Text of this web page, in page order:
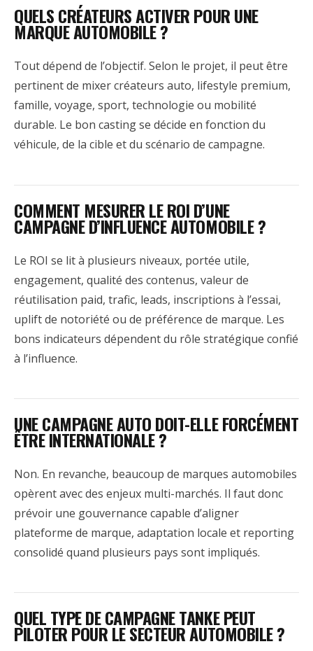
QUELS CRÉATEURS ACTIVER POUR UNE
MARQUE AUTOMOBILE ?
Tout dépend de l’objectif. Selon le projet, il peut être
pertinent de mixer créateurs auto, lifestyle premium,
famille, voyage, sport, technologie ou mobilité
durable. Le bon casting se décide en fonction du
véhicule, de la cible et du scénario de campagne.
COMMENT MESURER LE ROI D’UNE
CAMPAGNE D’INFLUENCE AUTOMOBILE ?
Le ROI se lit à plusieurs niveaux, portée utile,
engagement, qualité des contenus, valeur de
réutilisation paid, trafic, leads, inscriptions à l’essai,
uplift de notoriété ou de préférence de marque. Les
bons indicateurs dépendent du rôle stratégique confié
à l’influence.
UNE CAMPAGNE AUTO DOIT-ELLE FORCÉMENT
ÊTRE INTERNATIONALE ?
Non. En revanche, beaucoup de marques automobiles
opèrent avec des enjeux multi-marchés. Il faut donc
prévoir une gouvernance capable d’aligner
plateforme de marque, adaptation locale et reporting
consolidé quand plusieurs pays sont impliqués.
QUEL TYPE DE CAMPAGNE TANKE PEUT
PILOTER POUR LE SECTEUR AUTOMOBILE ?